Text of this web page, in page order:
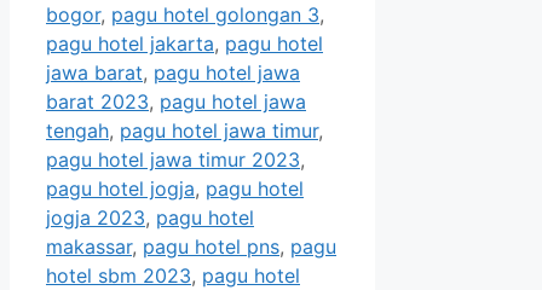
bogor, pagu hotel golongan 3,
pagu hotel jakarta, pagu hotel
jawa barat, pagu hotel jawa
barat 2023, pagu hotel jawa
tengah, pagu hotel jawa timur,
pagu hotel jawa timur 2023,
pagu hotel jogja, pagu hotel
jogja 2023, pagu hotel
makassar, pagu hotel pns, pagu
hotel sbm 2023, pagu hotel